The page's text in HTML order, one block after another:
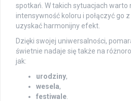
spotkań. W takich sytuacjach warto
intensywność koloru i połączyć go
uzyskać harmonijny efekt.
Dzięki swojej uniwersalności,
świetnie nadaje się także na
jak:
urodziny,
wesela,
festiwale